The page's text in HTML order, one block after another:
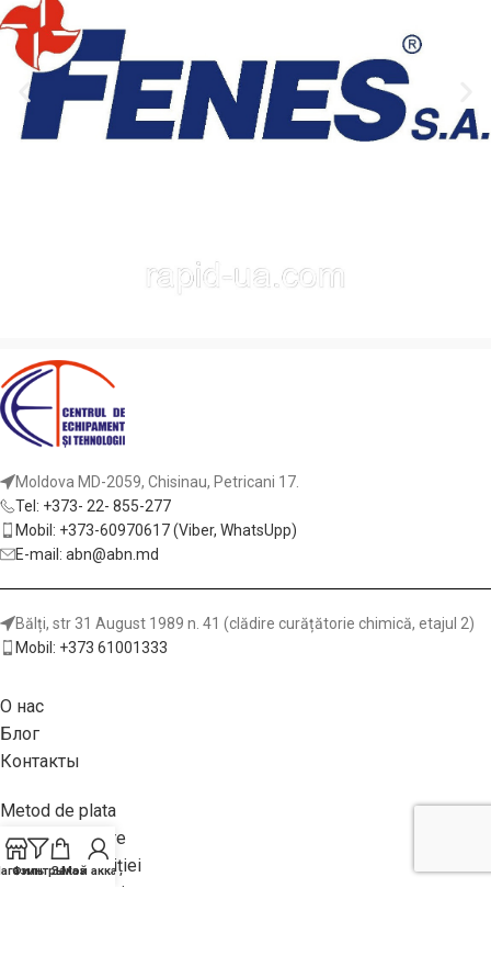
Moldova MD-2059, Chisinau, Petricani 17.
Tel: +373- 22- 855-277
Mobil: +373-60970617 (Viber, WhatsUpp)
E-mail: abn@abn.md
Bălți, str 31 August 1989 n. 41 (clădire curățătorie chimică, etajul 2)
Mobil: +373 61001333
О нас
Блог
Контакты
Metod de plata
Garanții și livrare
Returnea achiziției
Politica site-ului
ФильтрыЗаказ
Мой аккаунт